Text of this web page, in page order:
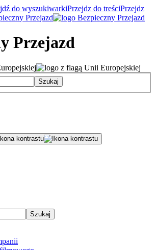
do wyszukiwarkiPrzejdz do treściPrzejdz
Przejazd